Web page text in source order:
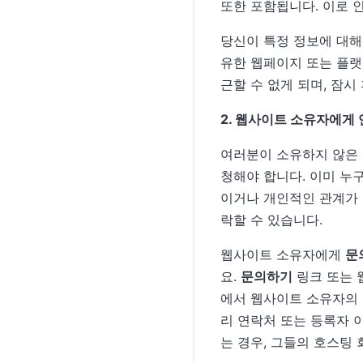
또한 포함됩니다. 이로
당신이 특정 정보에 대
유한 웹페이지 또는 플
근할 수 없게 되며, 잠시
2. 웹사이트 소유자에게
여러분이 소유하지 않
청해야 합니다. 이미 누
이거나 개인적인 관계
락할 수 있습니다.
웹사이트 소유자에게 문
요. 문의하기 링크 또는
에서 웹사이트 소유자
리 연락처 또는 등록자
는 경우, 그들의 호스팅